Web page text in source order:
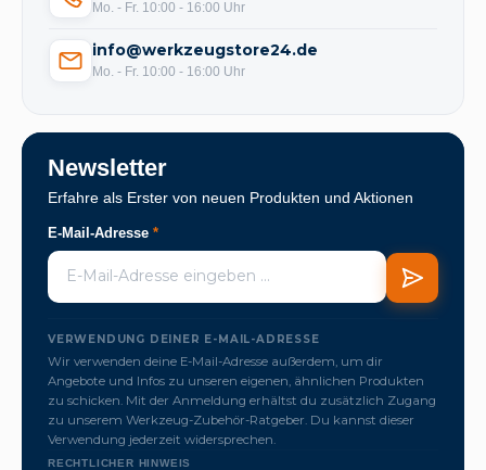
Mo. - Fr. 10:00 - 16:00 Uhr
info@werkzeugstore24.de
Mo. - Fr. 10:00 - 16:00 Uhr
Newsletter
Erfahre als Erster von neuen Produkten und Aktionen
E-Mail-Adresse *
VERWENDUNG DEINER E-MAIL-ADRESSE
Wir verwenden deine E-Mail-Adresse außerdem, um dir
Angebote und Infos zu unseren eigenen, ähnlichen Produkten
zu schicken. Mit der Anmeldung erhältst du zusätzlich Zugang
zu unserem Werkzeug-Zubehör-Ratgeber. Du kannst dieser
Verwendung jederzeit widersprechen.
RECHTLICHER HINWEIS